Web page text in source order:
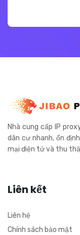
Nhà cung cấp IP
dân cư nhanh, ổn
mại điện tử và thu
Liên kết
Liên hệ
Chính sách bảo mật